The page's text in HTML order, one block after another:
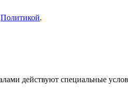
Политикой.
действуют специальные